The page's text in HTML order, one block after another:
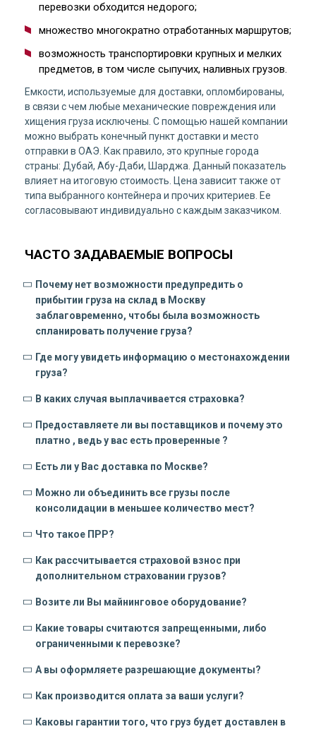
перевозки обходится недорого;
множество многократно отработанных маршрутов;
возможность транспортировки крупных и мелких
предметов, в том числе сыпучих, наливных грузов.
Емкости, используемые для доставки, опломбированы,
в связи с чем любые механические повреждения или
хищения груза исключены. С помощью нашей компании
можно выбрать конечный пункт доставки и место
отправки в ОАЭ. Как правило, это крупные города
страны: Дубай, Абу-Даби, Шарджа. Данный показатель
влияет на итоговую стоимость. Цена зависит также от
типа выбранного контейнера и прочих критериев. Ее
согласовывают индивидуально с каждым заказчиком.
ЧАСТО ЗАДАВАЕМЫЕ ВОПРОСЫ
Почему нет возможности предупредить о
прибытии груза на склад в Москву
заблаговременно, чтобы была возможность
спланировать получение груза?
Где могу увидеть информацию о местонахождении
груза?
В каких случая выплачивается страховка?
Предоставляете ли вы поставщиков и почему это
платно , ведь у вас есть проверенные ?
Есть ли у Вас доставка по Москве?
Можно ли объединить все грузы после
консолидации в меньшее количество мест?
Что такое ПРР?
Как рассчитывается страховой взнос при
дополнительном страховании грузов?
Возите ли Вы майнинговое оборудование?
Какие товары считаются запрещенными, либо
ограниченными к перевозке?
А вы оформляете разрешающие документы?
Как производится оплата за ваши услуги?
Каковы гарантии того, что груз будет доставлен в